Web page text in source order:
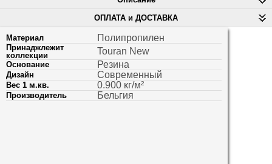
ОПЛАТА и ДОСТАВКА
Материал Полипропилен
Принаджлежит
коллекции
Touran New
Основание Резина
Дизайн Современный
Вес 1 м.кв. 0.900 кг/м²
Производитель Бельгия